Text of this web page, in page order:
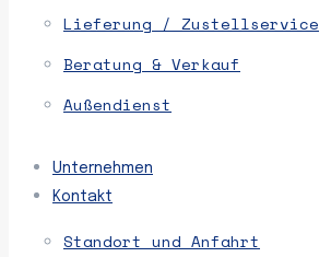
Lieferung / Zustellservice
Beratung & Verkauf
Außendienst
Unternehmen
Kontakt
Standort und Anfahrt